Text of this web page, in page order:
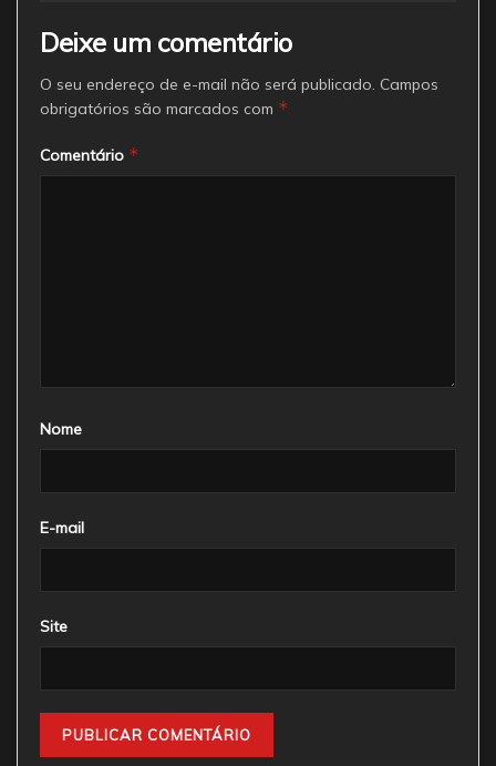
Deixe um comentário
O seu endereço de e-mail não será publicado. Campos
obrigatórios são marcados com *
Comentário *
Nome
E-mail
Site